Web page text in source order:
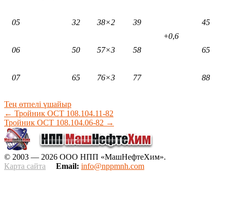
+0,6
05 32 38×2 39 45
06 50 57×3 58 65
07 65 76×3 77 88
Тең өтпелі үшайыр
← Тройник ОСТ 108.104.11-82
Тройник ОСТ 108.104.06-82 →
© 2003 — 2026 ООО НПП «МашНефтеХим».
Карта сайта
Email: info@nppmnh.com